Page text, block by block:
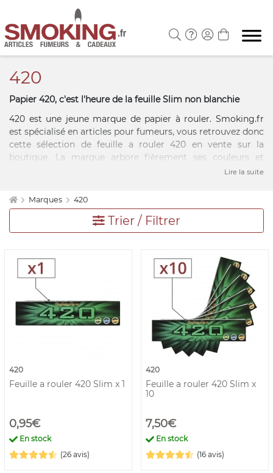
420
Papier 420, c'est l'heure de la feuille Slim non blanchie
420 est une jeune marque de papier à rouler. Smoking.fr
est spécialisé en articles pour fumeurs, vous retrouvez donc
cette sélection de feuille a rouler 420 en vente sur la
boutique. La marque arbore fièrement ses couleurs et
revendique un papier non blanchi, sans allergènes ni OGM.
cigarette 420 unique ! Le « 420 Paper » est désormais
disponible en vente sur votre boutique en ligne.
Lire la suite
Marques 420
Trier / Filtrer
420
Feuille a rouler 420 Slim x 1
0,95€
En stock
(26 avis)
420
Feuille a rouler 420 Slim x
10
7,50€
En stock
(16 avis)